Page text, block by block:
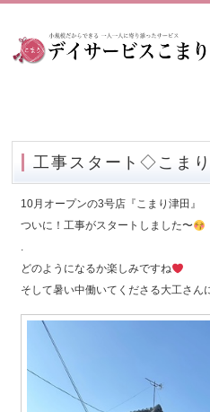
工事スタート◇こま
10月オープンの3号店『こまり津田』
ついに！工事がスタートしました〜
.
どのようになるか楽しみですね
そして暑い中働いてくださる大工さん